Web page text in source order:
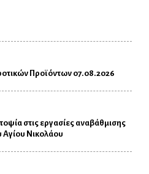
Προϊόντων 07.08.2026
στις εργασίες αναβάθμισης
Αγίου Νικολάου